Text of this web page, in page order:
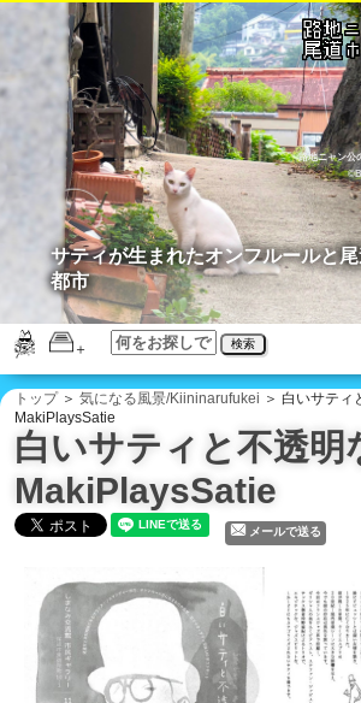
路地ニャン公
検索
サティが生まれたオンフルールと
都市
トップ＞ 気になる風景/Kiininarufukei ＞ 白いサティ
MakiPlaysSatie
白いサティと不透明
MakiPlaysSatie
メールで送る